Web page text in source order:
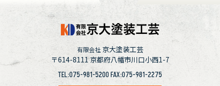
有限会社 京大塗装工芸
〒614-8111京都府八幡市川口小西1-7
TEL:075-981-5200 FAX:075-981-2275